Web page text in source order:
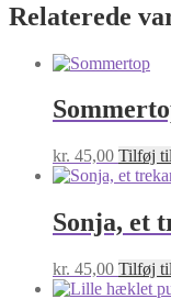
Relaterede
kr. 45,00 Tilføj
Sonja, et
kr. 45,00 Tilføj